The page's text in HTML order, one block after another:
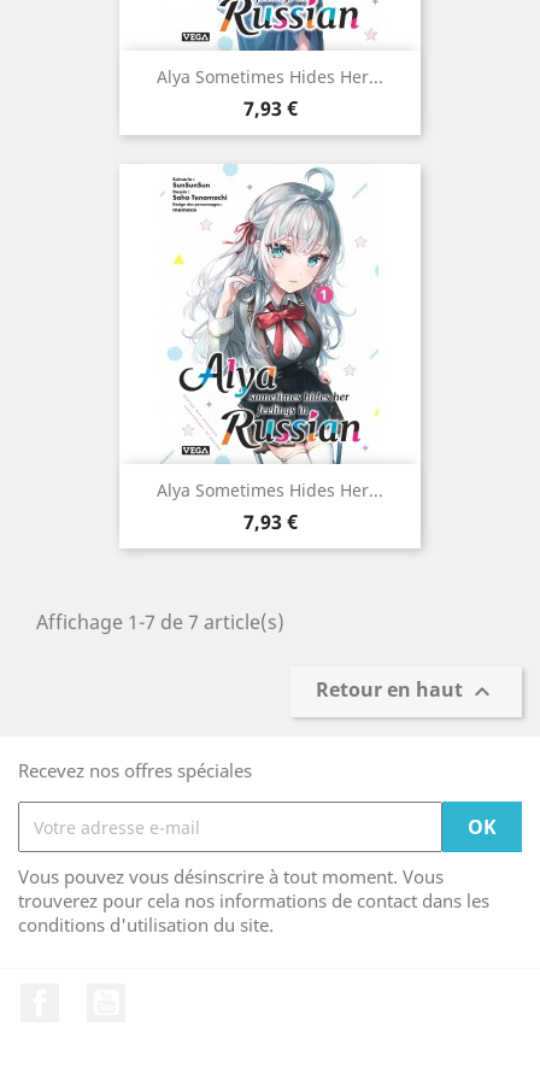
Alya Sometimes Hides Her...
Prix
7,93 €
Alya Sometimes Hides Her...
Prix
7,93 €
Affichage 1-7 de 7 article(s)
Retour en haut 
Recevez nos offres spéciales
Vous pouvez vous désinscrire à tout moment. Vous
trouverez pour cela nos informations de contact dans les
conditions d'utilisation du site.